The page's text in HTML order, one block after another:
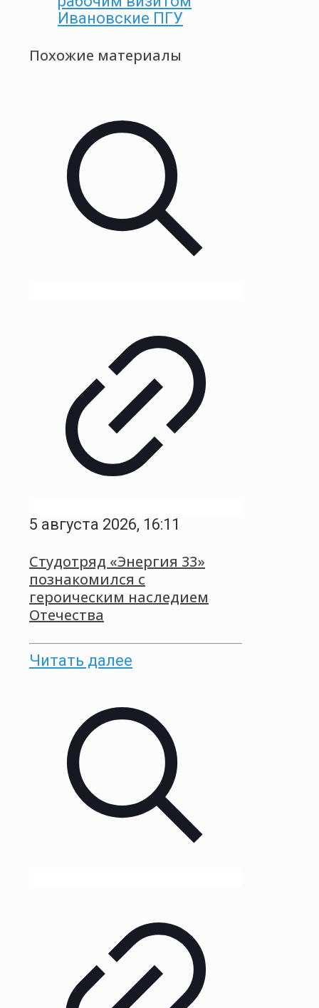
Ивановские ПГУ
Похожие материалы
5 августа 2026, 16:11
Студотряд «Энергия 33»
познакомился с
героическим наследием
Отечества
Читать далее